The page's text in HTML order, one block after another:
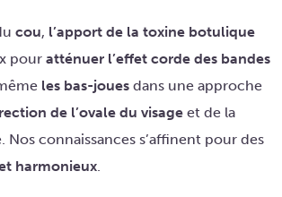
cou, l’apport de la toxine botulique
pour atténuer l’effet corde des bandes
les bas-joues dans une approche
de l’ovale du visage et de la
Nos connaissances s’affinent pour des
harmonieux.